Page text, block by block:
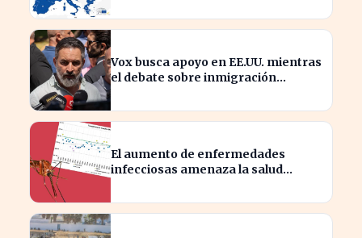
Vox busca apoyo en EE.UU. mientras
el debate sobre inmigración
El aumento de enfermedades
infecciosas amenaza la salud